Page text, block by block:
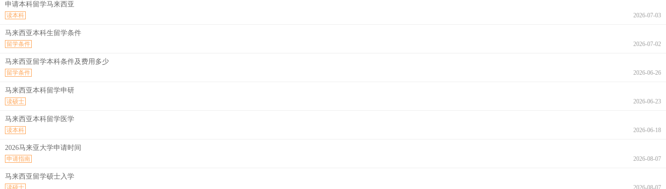
申请本科留学马来西亚
2026-07-03
读本科
马来西亚本科生留学条件
2026-07-02
留学条件
马来西亚留学本科条件及费用多少
2026-06-26
留学条件
马来西亚本科留学申研
2026-06-23
读硕士
马来西亚本科留学医学
2026-06-18
读本科
2026马来亚大学申请时间
2026-08-07
申请指南
马来西亚留学硕士入学
2026-08-07
读硕士